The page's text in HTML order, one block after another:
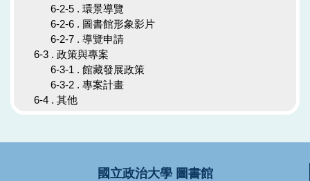
6-2-5 . 環景導覽
6-2-6 . 圖書館形象影片
6-2-7 . 導覽申請
6-3 . 政策與專案
6-3-1 . 館藏發展政策
6-3-2 . 專案計畫
6-4 . 其他
國立政治大學 圖書館